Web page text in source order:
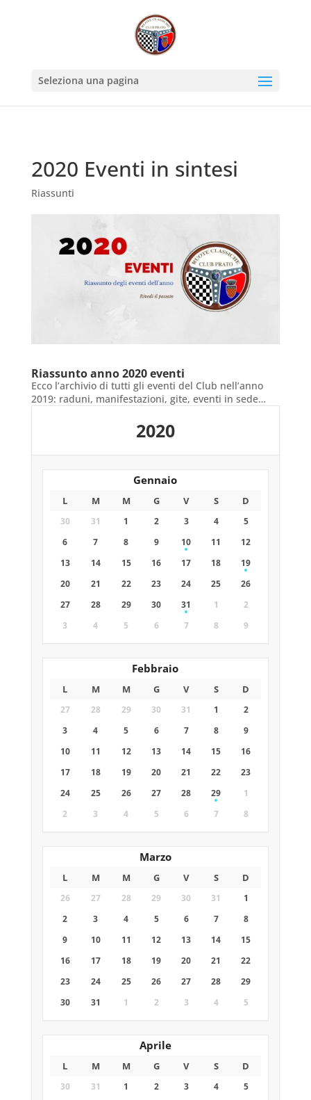
Seleziona una pagina
2020 Eventi in sintesi
Riassunti
Riassunto anno 2020 eventi
Ecco l’archivio di tutti gli eventi del Club nell’anno
2019: raduni, manifestazioni, gite, eventi in sede…
2020
Gennaio
L M M G V S D
30 31 1 2 3 4
5
6
7 8 9 10 11
12
13
14 15 16 17 18
19
20
21 22 23 24 25
26
27
28 29 30 31 1
2
3
4 5 6 7 8 9
Febbraio
L M M G V S D
27 28 29 30 31 1
2
3
4 5 6 7 8
9
10
11 12 13 14 15
16
17
18 19 20 21 22
23
24
25 26 27 28 29
1
2
3 4 5 6 7 8
Marzo
L M M G V S D
26 27 28 29 30 31
1
2
3 4 5 6 7
8
9
10 11 12 13 14
15
16
17 18 19 20 21
22
23
24 25 26 27 28
29
30
31 1 2 3 4 5
Aprile
L M M G V S D
30 31 1 2 3 4
5